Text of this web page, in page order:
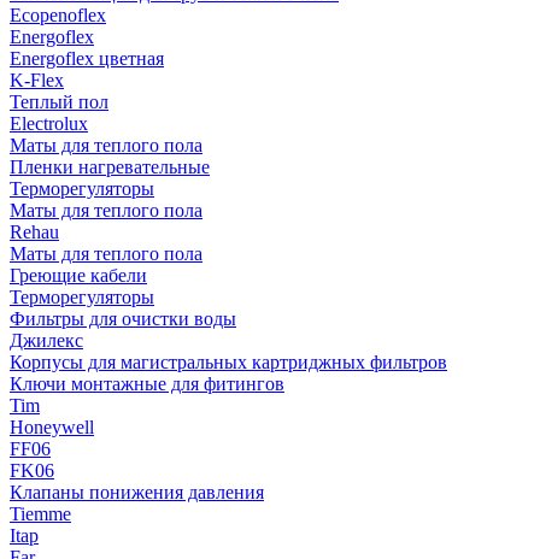
Ecopenoflex
Energoflex
Energoflex цветная
K-Flex
Теплый пол
Electrolux
Маты для теплого пола
Пленки нагревательные
Терморегуляторы
Маты для теплого пола
Rehau
Маты для теплого пола
Греющие кабели
Терморегуляторы
Фильтры для очистки воды
Джилекс
Корпусы для магистральных картриджных фильтров
Ключи монтажные для фитингов
Tim
Honeywell
FF06
FK06
Клапаны понижения давления
Tiemme
Itap